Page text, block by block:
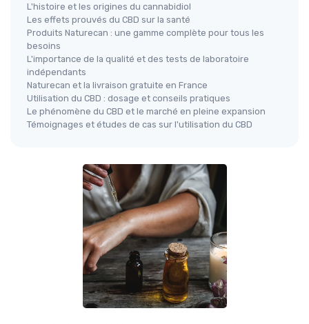
L'histoire et les origines du cannabidiol
Les effets prouvés du CBD sur la santé
Produits Naturecan : une gamme complète pour tous les
besoins
L'importance de la qualité et des tests de laboratoire
indépendants
Naturecan et la livraison gratuite en France
Utilisation du CBD : dosage et conseils pratiques
Le phénomène du CBD et le marché en pleine expansion
Témoignages et études de cas sur l'utilisation du CBD